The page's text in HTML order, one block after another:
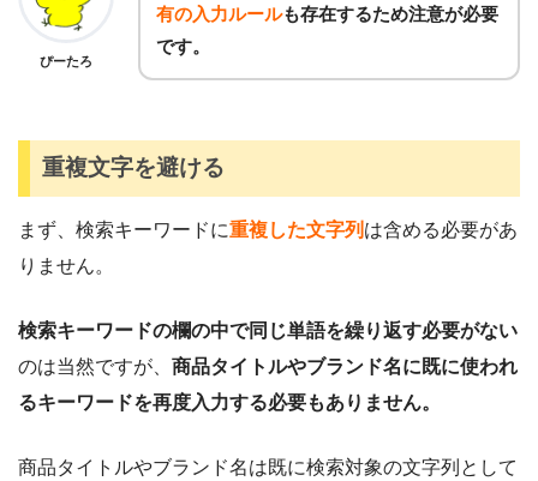
ぴーたろ
有の入力ルールも存在するため注意が必要
です。
重複文字を避ける
まず、検索キーワードに重複した文字列 は含める必要があ
りません。
検索キーワードの欄の中で同じ単語を繰り返す必要がない
のは当然ですが、 商品タイトルやブランド名に既に使われ
るキーワードを再度入力する必要もありません。
商品タイトルやブランド名は既に検索対象の文字列として